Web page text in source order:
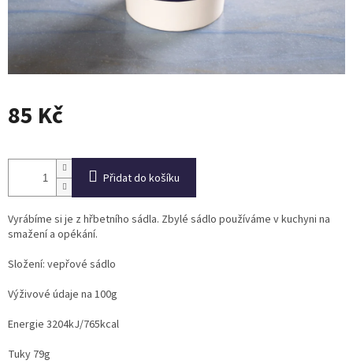
85 Kč
cena:
Přidat do košíku
Vyrábíme si je z hřbetního sádla. Zbylé sádlo používáme v kuchyni na
smažení a opékání.
Složení: vepřové sádlo
Výživové údaje na 100g
Energie 3204kJ/765kcal
Tuky 79g